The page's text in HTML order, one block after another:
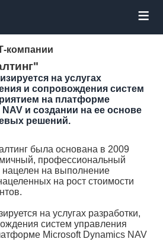
≡
компании
на услугах
и сопровождения систем
на платформе
и создании на ее основе
решений.
была основана в 2009
профессиональный
нацелен на выполнение
на рост стоимости
на услугах разработки,
систем управления
Microsoft Dynamics NAV